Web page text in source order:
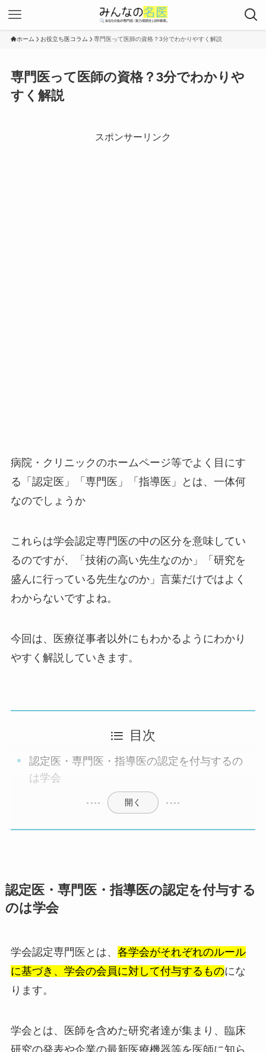
ホーム お役立ち医コラム 専門医って医師の資格？3分でわかりやすく解説
専門医って医師の資格？3分でわかりや
すく解説
スポンサーリンク
病院・クリニックのホームページ等でよく目にす
る「認定医」「専門医」「指導医」とは、一体何
なのでしょうか
これらは学会認定専門医の中の区分を意味してい
るのですが、「技術の高い先生なのか」「研究を
盛んに行っている先生なのか」言葉だけではよく
わからないですよね。
今回は、医療従事者以外にもわかるようにわかり
やすく解説していきます。
目次
認定医・専門医・指導医の認定を付与するの
は学会
開く
認定医・専門医・指導医の認定を付与する
のは学会
学会認定専門医とは、 各学会がそれぞれのルール
に基づき、学会の会員に対して付与するものにな
ります。
学会とは、医師を含めた研究者達が集まり、臨床